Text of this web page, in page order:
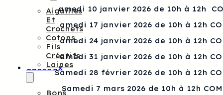
Aiguilles
Et
Crochets
Cotons
Fils
Créatifs
Laines
Cadeaux
Bons
Samedi 10 janvier 2026 de 10h à 12h
Samedi 17 janvier 2026 de 10h à 12h
Samedi 24 janvier 2026 de 10h à 12h
Samedi 31 janvier 2026 de 10h à 12h
Samedi 28 février 2026 de 10h à 12h
Samedi 7 mars 2026 de 10h à 12h